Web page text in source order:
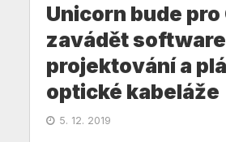
Unicorn bude pro
zavádět
projektování a
optické kabeláže
5. 12. 2019